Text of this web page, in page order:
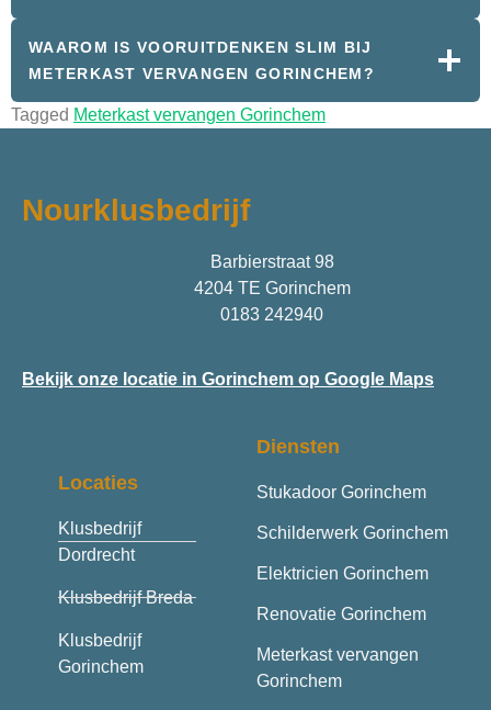
WAAROM IS VOORUITDENKEN SLIM BIJ
METERKAST VERVANGEN GORINCHEM?
Tagged Meterkast vervangen Gorinchem
Nourklusbedrijf
Barbierstraat 98
4204 TE Gorinchem
0183 242940
Bekijk onze locatie in Gorinchem op Google Maps
Locaties
Klusbedrijf
Dordrecht
Klusbedrijf Breda
Klusbedrijf
Gorinchem
Diensten
Stukadoor Gorinchem
Schilderwerk Gorinchem
Elektricien Gorinchem
Renovatie Gorinchem
Meterkast vervangen
Gorinchem